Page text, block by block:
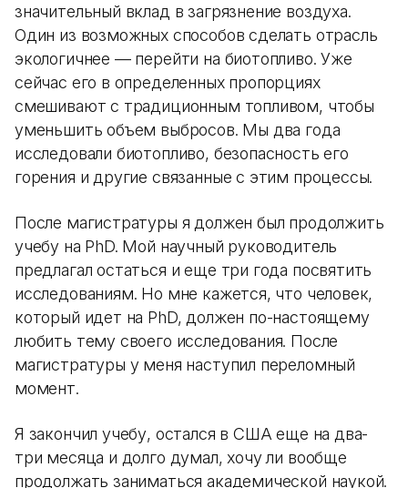
значительный вклад в загрязнение воздуха.
Один из возможных способов сделать отрасль
экологичнее — перейти на биотопливо. Уже
сейчас его в определенных пропорциях
смешивают с традиционным топливом, чтобы
уменьшить объем выбросов. Мы два года
исследовали биотопливо, безопасность его
горения и другие связанные с этим процессы.
После магистратуры я должен был продолжить
учебу на PhD. Мой научный руководитель
предлагал остаться и еще три года посвятить
исследованиям. Но мне кажется, что человек,
который идет на PhD, должен по-настоящему
любить тему своего исследования. После
магистратуры у меня наступил переломный
момент.
Я закончил учебу, остался в США еще на два-
три месяца и долго думал, хочу ли вообще
продолжать заниматься академической наукой.